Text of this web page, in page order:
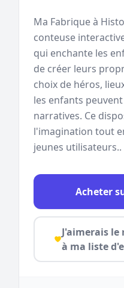
Ma Fabrique à
conteuse
qui enchante les
de créer leurs
choix de héros,
les enfants
narratives. Ce
l'imagination tout
jeunes utilisateurs..
Acheter
J'aimerais
à ma liste